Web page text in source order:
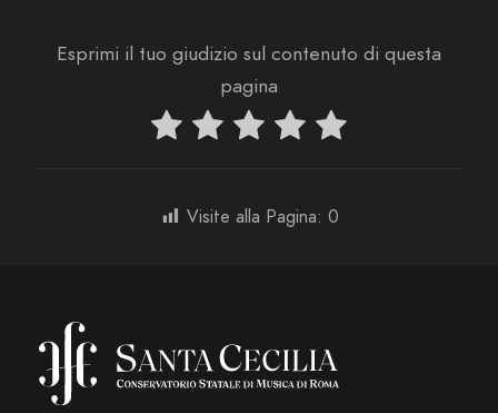
Esprimi il tuo giudizio sul contenuto di questa
pagina
Visite alla Pagina: 0